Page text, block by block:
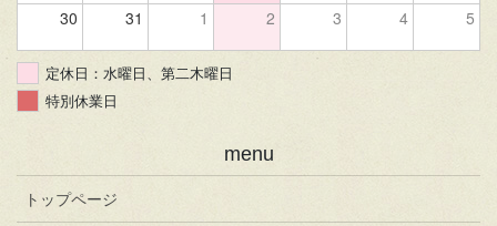
30 31 1 2 3 4 5
定休日：水曜日、第二木曜日
特別休業日
menu
トップページ